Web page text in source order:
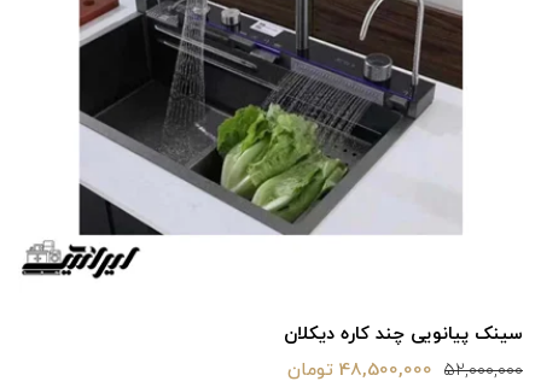
شير ظرفشويي شلنگدار ابشاري ديكلان
26,000,000 18,600,000 تومان